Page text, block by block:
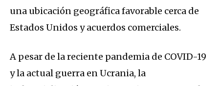
una ubicación geográfica favorable cerca de
Estados Unidos y acuerdos comerciales.
A pesar de la reciente pandemia de COVID-19
y la actual guerra en Ucrania, la